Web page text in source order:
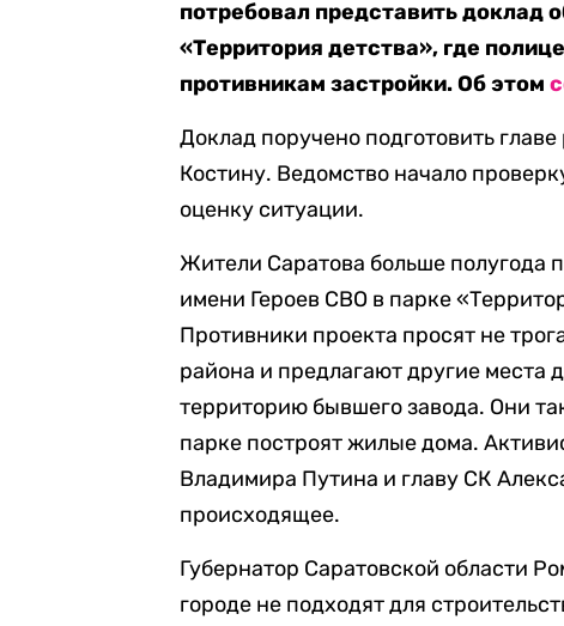
потребовал представить доклад
«Территория детства», где
противникам застройки. Об этом
Доклад поручено подготовить
Костину. Ведомство начало
оценку ситуации.
Жители Саратова больше полугода
имени Героев СВО в парке
Противники проекта просят не
района и предлагают другие места
территорию бывшего завода. Они
парке построят жилые дома.
Владимира Путина и главу СК
происходящее.
Губернатор Саратовской области
городе не подходят для